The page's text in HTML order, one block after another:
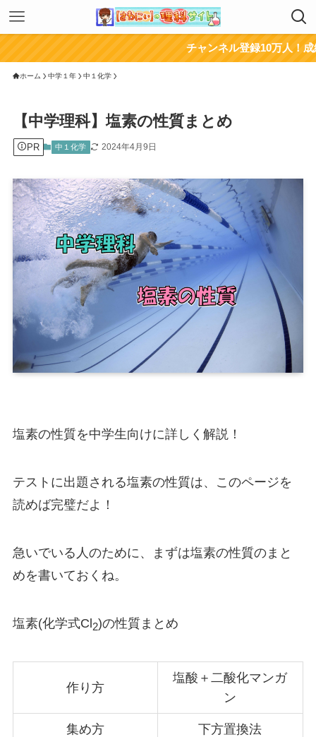
チャンネル登録10万人！成績がUPす
ホーム 中学１年 中１化学
【中学理科】塩素の性質まとめ
PR 中１化学 2024年4月9日
塩素の性質を中学生向けに詳しく解説！
テストに出題される塩素の性質は、このページを
読めば完璧だよ！
急いでいる人のために、まずは塩素の性質のまと
めを書いておくね。
塩素(化学式Cl2)の性質まとめ
作り方
塩酸＋二酸化マンガ
ン
集め方 下方置換法